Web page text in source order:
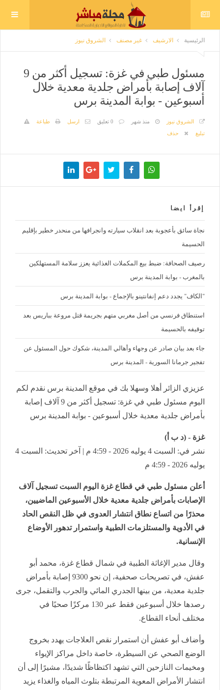
الرئيسية الارشيف غير مصنف الشروق نيوز
مسئول طبي في غزة: تسجيل أكثر من 9
آلاف إصابة بأمراض جلدية معدية خلال
أسبوعين - بوابة المدينة برس
الشروق نيوز منذ شهر 0 تعليق ارسل
طباعة
تبليغ
حذف
إقرأ ايضا
نجاة سائق بأعجوبة بعد انقلاب سيارته وانجرافها من منحدر خطير بإقليم
الحسيمة
رصيف الصحافة: ضبط بيع المكملات الغذائية يعزز سلامة المستهلكين
بالمغرب - بوابة المدينة برس
"الكاف" يجدد دعم إنفانتينو بالإجماع - بوابة المدينة برس
استنطاق فرنسي من أصل مغربي متهم بجريمة قتل مروعة بباريس بعد
توقيفه بالحسيمة
جاء بعد بيان صادر عن وجهاء وأهالي المدينة، شكوك حول المسئول عن
تفجير جرمانا السورية - المدينة برس
عزيزي الزائر أهلا وسهلا بك في موقع المدينة برس نقدم لكم
اليوم مسئول طبي في غزة: تسجيل أكثر من 9 آلاف إصابة
بأمراض جلدية معدية خلال أسبوعين - بوابة المدينة برس
غزة - (د ب أ)
نشر في: السبت 4 يوليه 2026 - 4:59 م | آخر تحديث: السبت 4
يوليه 2026 - 4:59 م
أعلن مسئول طبي في قطاع غزة اليوم السبت تسجيل آلاف
الإصابات بأمراض جلدية معدية خلال الأسبوعين الماضيين،
محذرًا من اتساع نطاق انتشار العدوى في ظل النقص الحاد
في الأدوية والمستلزمات الطبية واستمرار تدهور الأوضاع
الإنسانية.
وقال مدير الإغاثة الطبية في شمال قطاع غزة، محمد أبو
عفش، في تصريحات صحفية، إن نحو 9300 إصابة بأمراض
جلدية معدية، من بينها الجدري المائي والجرب والتقمل، جرى
رصدها خلال أسبوعين فقط عبر 130 مركزًا صحيًا في
مختلف أنحاء القطاع.
وأضاف أبو عفش أن استمرار نقص العلاجات يهدد بخروج
الوضع الصحي عن السيطرة، خاصة داخل مراكز الإيواء
ومخيمات النازحين التي تشهد اكتظاظًا شديدًا، مشيرًا إلى أن
انتشار الأمراض المعوية المرتبطة بتلوث المياه والغذاء يزيد